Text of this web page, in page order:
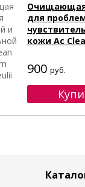
Очищающая
для
кожи Ac
900 руб.